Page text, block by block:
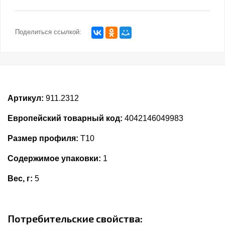
Поделиться ссылкой:
Артикул: 911.2312
Европейский товарный код: 4042146049983
Размер профиля: T10
Содержимое упаковки: 1
Вес, г: 5
Потребительские свойства: